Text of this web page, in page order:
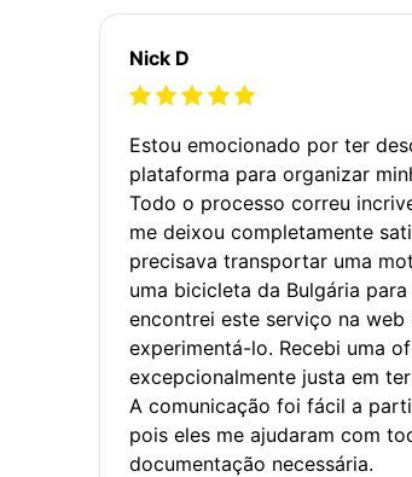
Nick D
Estou emocionado por ter
plataforma para organizar
Todo o processo correu
me deixou completamente
precisava transportar uma
uma bicicleta da Bulgária para
encontrei este serviço na web
experimentá-lo. Recebi uma
excepcionalmente justa em
A comunicação foi fácil a
pois eles me ajudaram com
documentação necessária.